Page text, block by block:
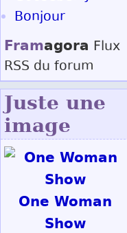
Bonjour
Framagora Flux
RSS du forum
Juste une
image
One Woman
Show